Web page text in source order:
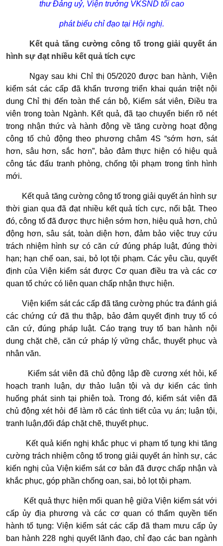
thư Đảng uỷ, Viện trưởng VKSND tối cao
phát biểu chỉ đạo tại Hội nghị.
Kết quả tăng cường công tố trong giải quyết án
hình sự đạt nhiều kết quả tích cực
Ngay sau khi Chỉ thị 05/2020 được ban hành, Viện
kiểm sát các cấp đã khẩn trương triển khai quán triệt nội
dung Chỉ thị đến toàn thể cán bộ, Kiểm sát viên, Điều tra
viên trong toàn Ngành. Kết quả, đã tạo chuyển biến rõ nét
trong nhận thức và hành động về tăng cường hoạt động
công tố chủ động theo phương châm 4S “sớm hơn, sát
hơn, sâu hơn, sắc hơn”, bảo đảm thực hiện có hiệu quả
công tác đấu tranh phòng, chống tội phạm trong tình hình
mới.
Kết quả tăng cường công tố trong giải quyết án hình sự
thời gian qua đã đạt nhiều kết quả tích cực, nổi bật. Theo
đó, công tố đã được thực hiện sớm hơn, hiệu quả hơn, chủ
động hơn, sâu sát, toàn diện hơn, đảm bảo việc truy cứu
trách nhiệm hình sự có căn cứ đúng pháp luật, đúng thời
hạn; hạn chế oan, sai, bỏ lọt tội phạm. Các yêu cầu, quyết
định của Viện kiểm sát được Cơ quan điều tra và các cơ
quan tổ chức có liên quan chấp nhận thực hiện.
Viện kiểm sát các cấp đã tăng cường phúc tra đánh giá
các chứng cứ đã thu thập, bảo đảm quyết định truy tố có
căn cứ, đúng pháp luật. Cáo trạng truy tố ban hành nội
dung chặt chẽ, căn cứ pháp lý vững chắc, thuyết phục và
nhân văn.
Kiểm sát viên đã chủ động lập đề cương xét hỏi, kế
hoạch tranh luận, dự thảo luận tội và dự kiến các tình
huống phát sinh tại phiên toà. Trong đó, kiểm sát viên đã
chủ động xét hỏi để làm rõ các tình tiết của vụ án; luận tội,
tranh luận,đối đáp chặt chẽ, thuyết phục.
Kết quả kiến nghị khắc phục vi phạm tố tụng khi tăng
cường trách nhiệm công tố trong giải quyết án hình sự, các
kiến nghị của Viện kiểm sát cơ bản đã được chấp nhận và
khắc phục, góp phần chống oan, sai, bỏ lọt tội phạm.
Kết quả thực hiện mối quan hệ giữa Viện kiểm sát với
cấp ủy địa phương và các cơ quan có thẩm quyền tiến
hành tố tụng: Viện kiểm sát các cấp đã tham mưu cấp ủy
ban hành 228 nghị quyết lãnh đạo, chỉ đạo các ban ngành